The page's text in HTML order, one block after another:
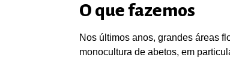
O que fazemos
Nos últimos anos, grandes áreas
monocultura de abetos, em